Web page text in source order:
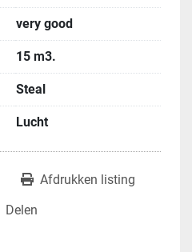
very good
15 m3.
Steal
Lucht
Afdrukken listing
Delen